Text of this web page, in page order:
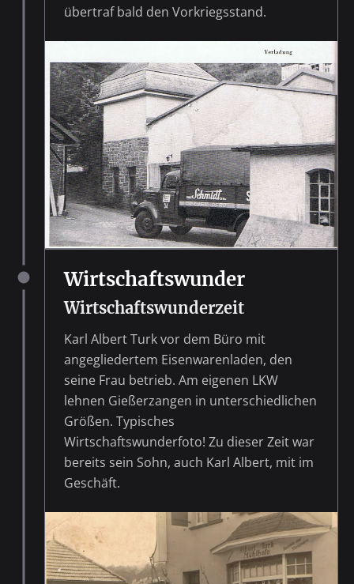
übertraf bald den Vorkriegsstand.
Wirtschaftswunder
Wirtschaftswunderzeit
Karl Albert Turk vor dem Büro mit
angegliedertem Eisenwarenladen, den
seine Frau betrieb. Am eigenen LKW
lehnen Gießerzangen in unterschiedlichen
Größen. Typisches
Wirtschaftswunderfoto! Zu dieser Zeit war
bereits sein Sohn, auch Karl Albert, mit im
Geschäft.